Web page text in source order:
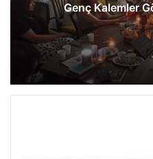
Genç Kalemler